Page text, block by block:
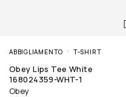
ABBIGLIAMENTO T-SHIRT
Obey Lips Tee White
168024359-WHT-1
Obey